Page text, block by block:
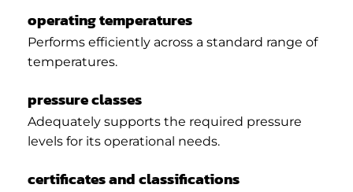
operating temperatures
Performs efficiently across a standard range of
temperatures.
pressure classes
Adequately supports the required pressure
levels for its operational needs.
certificates and classifications